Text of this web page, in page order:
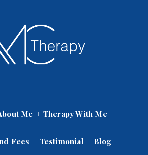
Me Therapy With Me
Fee Testimonial Blog